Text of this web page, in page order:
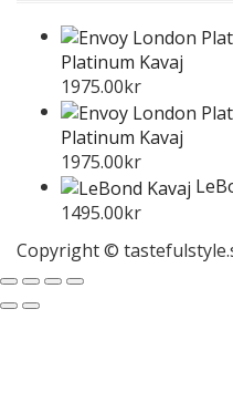
Platinum Kavaj
1975.00kr
Platinum Kavaj
1975.00kr
1495.00kr
Copyright ©